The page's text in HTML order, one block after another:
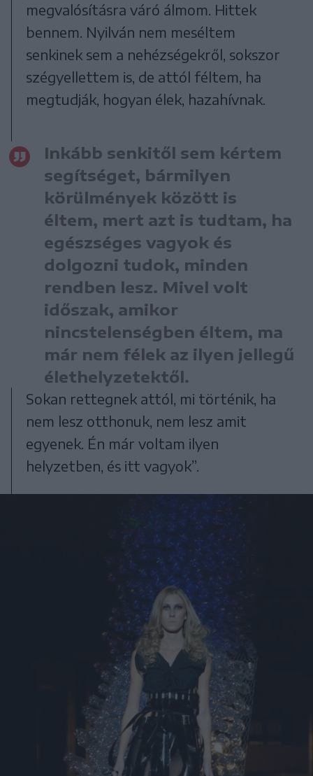
megvalósításra váró álmom. Hittek
bennem. Nyilván nem meséltem
senkinek sem a nehézségekről, sokszor
szégyellettem is, de attól féltem, ha
megtudják, hogyan élek, hazahívnak.
Inkább senkitől sem kértem
segítséget, bármilyen
körülmények között is
éltem, mert azt is tudtam, ha
egészséges vagyok és
dolgozni tudok, minden
rendben lesz. Mivel volt
időszak, amikor
nincstelenségben éltem, ma
már nem félek az ilyen jellegű
élethelyzetektől.
Sokan rettegnek attól, mi történik, ha
nem lesz otthonuk, nem lesz amit
egyenek. Én már voltam ilyen
helyzetben, és itt vagyok”.